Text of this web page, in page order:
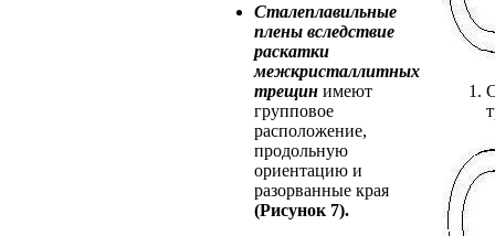
Сталеплавильные
плены вследствие
раскатки
межкристаллитных
трещин имеют
групповое
расположение,
продольную
ориентацию и
разорванные края
(Рисунок 7).